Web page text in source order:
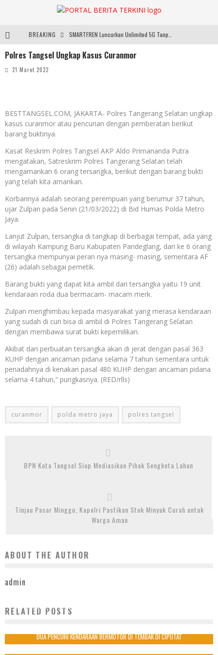
BREAKING
Polres Tangsel Ungkap Kasus Curanmor
21 Maret 2022
BESTTANGSEL.COM, JAKARTA- Polres Tangerang Selatan ungkap
kasus curanmor atau pencurian dengan pemberatan berikut
barang buktinya.
Kasat Reskrim Polres Tangsel AKP Aldo Primananda Putra
mengatakan, Satreskrim Polres Tangerang Selatan telah
mengamankan 6 orang tersangka, berikut dengan barang bukti
yang telah kita amankan.
Korbannya adalah seorang perempuan yang berumur 37 tahun,
ujar Zulpan pada Senin (21/03/2022) di Bid Humas Polda Metro
Jaya.
Lanjut Zulpan, tersangka di tangkap di berbagai tempat, ada yang
di wilayah Kampung Baru Kabupaten Pandeglang, dari ke 6 orang
tersangka mempunyai peran nya masing- masing, sementara AF
(26) adalah sebagai pemetik.
Barang bukti yang dapat kita ambil dari tersangka yaitu 19 unit
kendaraan roda dua bermacam- macam merk.
Zulpan menghimbau kepada masyarakat yang merasa kendaraan
yang sudah di curi bisa di ambil di Polres Tangerang Selatan
dengan membawa surat bukti kepemilikan.
Akibat dari perbuatan tersangka akan di jerat dengan pasal 363
KUHP dengan ancaman pidana selama 7 tahun sementara untuk
penadahnya di kenakan pasal 480 KUHP dengan ancaman pidana
selama 4 tahun,” pungkasnya. (RED/rlls)
curanmor polda metro jaya polres tangsel
BPN Kota Tangsel Siap Mediasikan Pihak Sengketa Lahan
Tinjau Pasar Minggu, Kapolri Pastikan Stok Minyak Curah untuk
Warga Aman
ABOUT THE AUTHOR
admin
RELATED POSTS
MERASA DITIPU, PENGUSAHA MATERIAL LAPORKAN MITRA KERJANYA KE POLRES
DUA PENCURI KENDARAAN BERMOTOR DI TEMBAK DI CIPUTAT